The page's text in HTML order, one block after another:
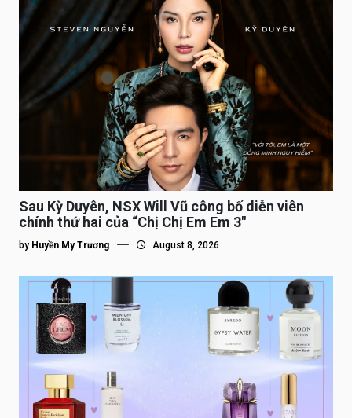
Sau Kỳ Duyên, NSX Will Vũ công bố diễn viên
chính thứ hai của “Chị Chị Em Em 3″
by Huyền My Trương August 8, 2026